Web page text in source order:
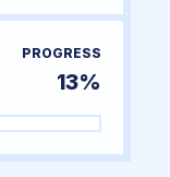
PROGRESS
13%